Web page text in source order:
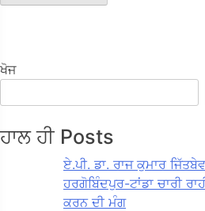
ਖੋਜ
ਹਾਲ ਹੀ Posts
ਏ.ਪੀ. ਡਾ. ਰਾਜ ਕੁਮਾਰ
ਹਰਗੋਬਿੰਦਪੁਰ-ਟਾਂਡਾ ਚਾਰੀ
ਕਰਨ ਦੀ ਮੰਗ